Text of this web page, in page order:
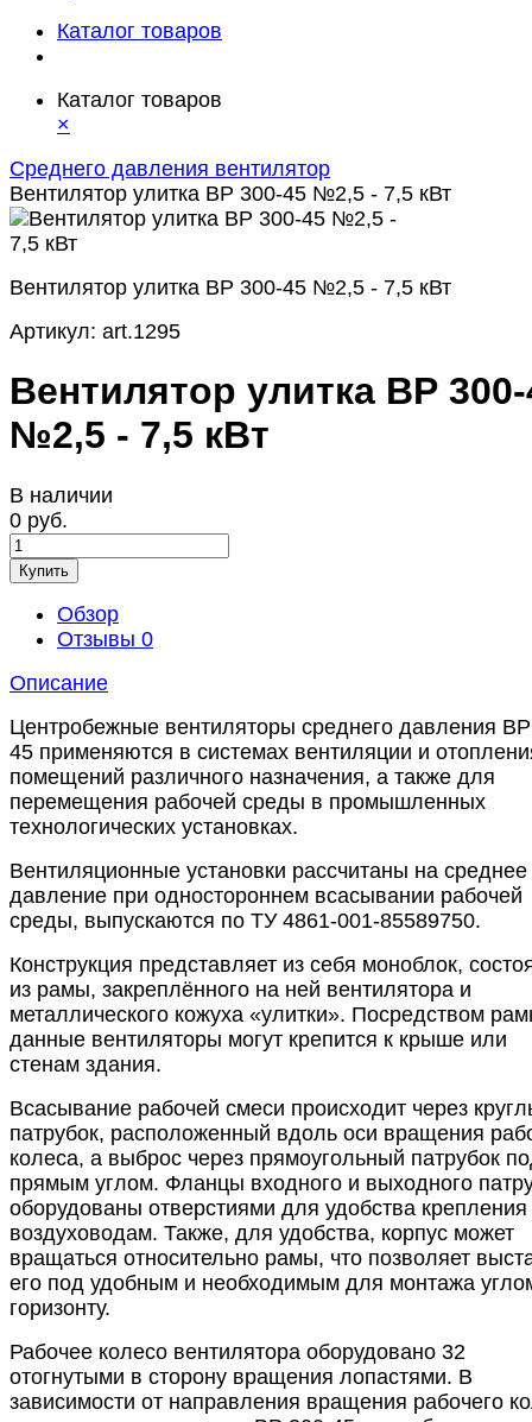
Каталог товаров
Каталог товаров
×
Среднего давления вентилятор
Вентилятор улитка ВР 300-45 №2,5 - 7,5 кВт
Вентилятор улитка ВР 300-45 №2,5 - 7,5 кВт
Артикул: art.1295
Вентилятор улитка ВР
№2,5 - 7,5 кВт
В наличии
0 руб.
Купить
Обзор
Отзывы 0
Описание
Центробежные вентиляторы среднего давления
45 применяются в системах вентиляции и
помещений различного назначения, а также для
перемещения рабочей среды в промышленных
технологических установках.
Вентиляционные установки рассчитаны на среднее
давление при одностороннем всасывании рабочей
среды, выпускаются по ТУ 4861-001-85589750.
Конструкция представляет из себя моноблок,
из рамы, закреплённого на ней вентилятора и
металлического кожуха «улитки». Посредством
данные вентиляторы могут крепится к крыше или
стенам здания.
Всасывание рабочей смеси происходит через
патрубок, расположенный вдоль оси вращения
колеса, а выброс через прямоугольный патрубок
прямым углом. Фланцы входного и выходного
оборудованы отверстиями для удобства крепления
воздуховодам. Также, для удобства, корпус может
вращаться относительно рамы, что позволяет
его под удобным и необходимым для монтажа
горизонту.
Рабочее колесо вентилятора оборудовано 32
отогнутыми в сторону вращения лопастями. В
зависимости от направления вращения рабочего